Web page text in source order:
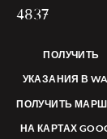
4837
ПОЛУЧИТЬ
УКАЗАНИЯ В
ПОЛУЧИТЬ
НА КАРТАХ